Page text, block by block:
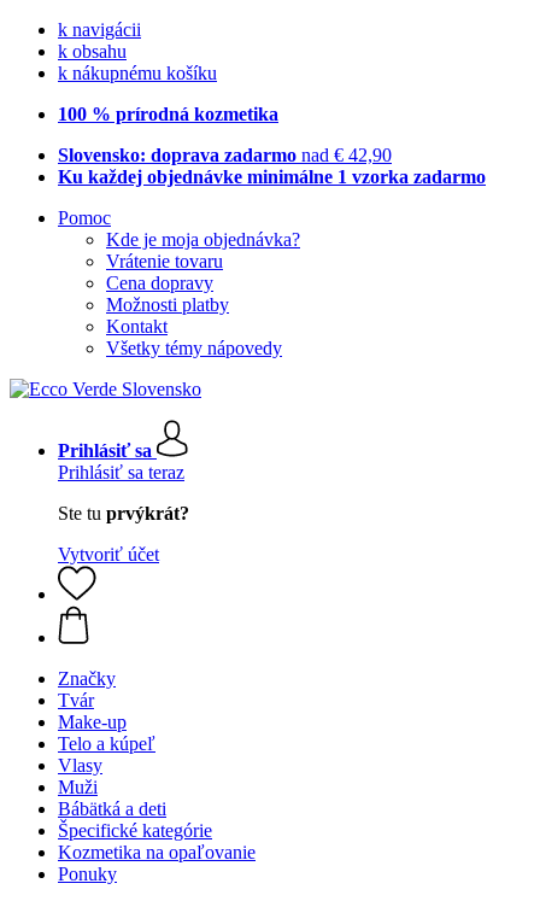
k navigácii
k obsahu
k nákupnému košíku
100 % prírodná kozmetika
Slovensko: doprava zadarmo nad € 42,90
Ku každej objednávke minimálne 1 vzorka zadarmo
Pomoc
Kde je moja objednávka?
Vrátenie tovaru
Cena dopravy
Možnosti platby
Kontakt
Všetky témy nápovedy
Prihlásiť sa
Prihlásiť sa teraz
Ste tu prvýkrát?
Vytvoriť účet
Značky
Tvár
Make-up
Telo a kúpeľ
Vlasy
Muži
Bábätká a deti
Špecifické kategórie
Kozmetika na opaľovanie
Ponuky